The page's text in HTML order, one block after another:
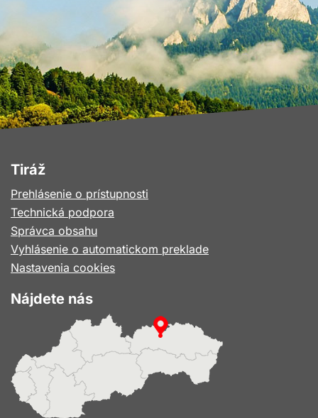
Tiráž
Prehlásenie o prístupnosti
Technická podpora
Správca obsahu
Vyhlásenie o automatickom preklade
Nastavenia cookies
Nájdete nás